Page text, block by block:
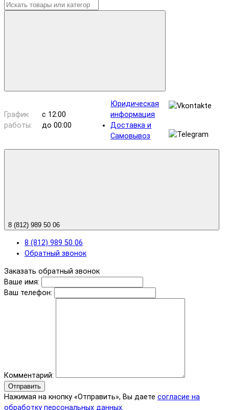
График
работы:
с 12:00
до 00:00
Юридическая
информация
Доставка и
Самовывоз
8 (812) 989 50 06
8 (812) 989 50 06
Обратный звонок
Заказать обратный звонок
Ваше имя:
Ваш телефон:
Комментарий:
Отправить
Нажимая на кнопку «Отправить», Вы даете согласие на
обработку персональных данных.